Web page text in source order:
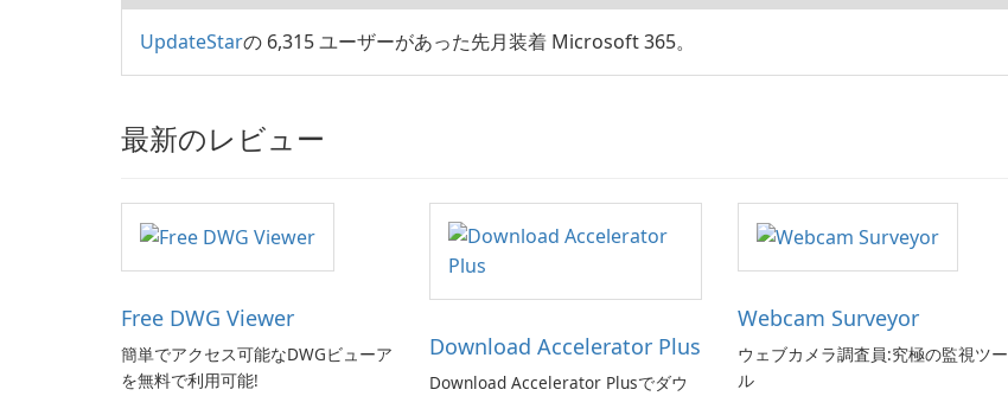
UpdateStarの 6,315 ユーザーがあった先月装着 Microsoft 365。
最新のレビュー
Free DWG Viewer
簡単でアクセス可能なDWGビューア
を無料で利用可能!
Download Accelerator Plus
Download Accelerator Plusでダウ
Webcam Surveyor
ウェブカメラ調査員:究極の監視ツー
ル